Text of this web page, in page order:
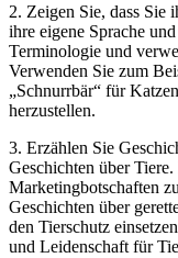
2. Zeigen⁤ Sie, dass Sie
ihre eigene Sprache
Terminologie und
Verwenden Sie zum
„Schnurrbär“ für
herzustellen.
3. Erzählen Sie
Geschichten ⁤über
Marketingbotschaften‍
Geschichten über
den Tierschutz
und⁢ Leidenschaft für